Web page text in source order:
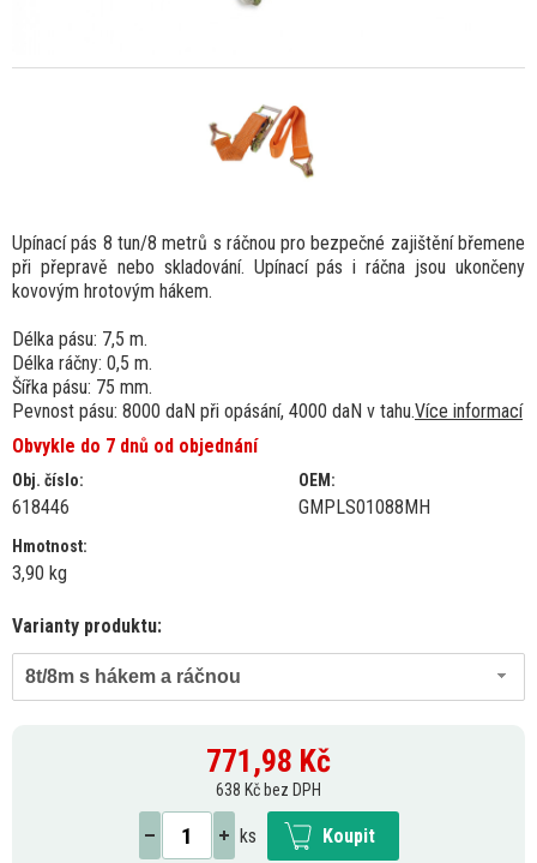
Upínací pás 8 tun/8 metrů s ráčnou pro bezpečné zajištění břemene
při přepravě nebo skladování. Upínací pás i ráčna jsou ukončeny
kovovým hrotovým hákem.
Délka pásu: 7,5 m.
Délka ráčny: 0,5 m.
Šířka pásu: 75 mm.
Pevnost pásu: 8000 daN při opásání, 4000 daN v tahu.Více informací
Obvykle do 7 dnů od objednání
Obj. číslo:
618446
OEM:
GMPLS01088MH
Hmotnost:
3,90 kg
Varianty produktu:
8t/8m s hákem a ráčnou
771,98 Kč
638 Kč bez DPH
ks Koupit